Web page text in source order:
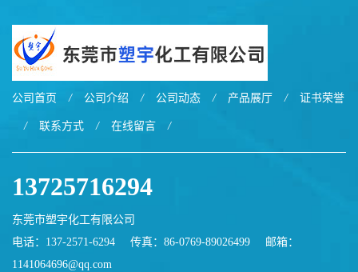
公司首页 / 公司介绍 / 公司动态 / 产品展厅 / 证书荣誉
/ 联系方式 / 在线留言 /
13725716294
东莞市塑宇化工有限公司
电话：137-2571-6294
传真：86-0769-89026499
邮箱：
1141064696@qq.com